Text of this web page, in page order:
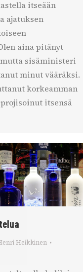
itseään
ajatuksen
aina pitänyt
sisäministeri
minut vääräksi.
korkeamman
itsensä
Heikkinen